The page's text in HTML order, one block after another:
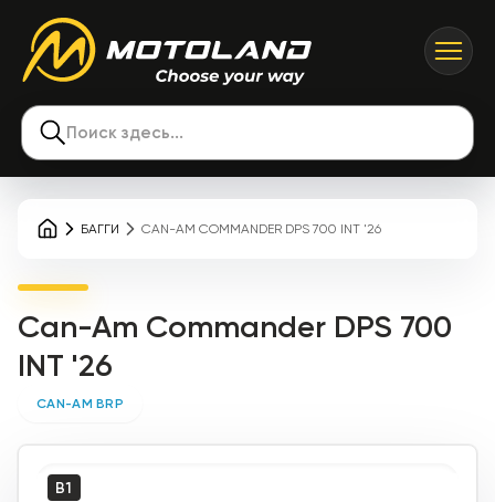
Поиск здесь...
БАГГИ CAN-AM COMMANDER DPS 700 INT '26
Can-Am Commander DPS 700
INT '26
CAN-AM BRP
B1